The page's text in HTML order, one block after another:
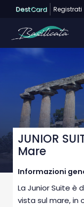
DestCard Registrati
JUNIOR
Mare
Informazioni
La Junior Suite è
vista sul mare, in